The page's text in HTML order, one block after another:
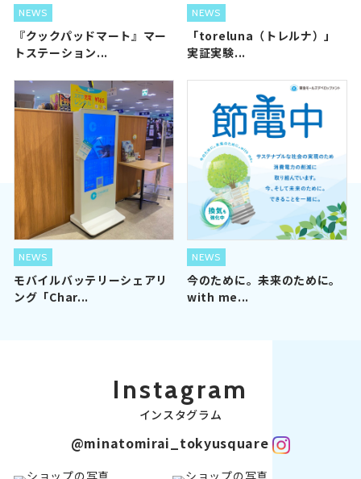
NEWS
『クックパッドマート』マー
トステーション...
NEWS
「toreluna（トレルナ）」
実証実験...
NEWS
モバイルバッテリーシェアリ
ング「Char...
NEWS
今のために。未来のために。
with me...
Instagram
インスタグラム
@minatomirai_tokyusquare